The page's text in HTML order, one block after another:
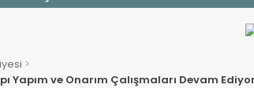
Yapım ve Onarım Çalışmaları Devam Ediyor